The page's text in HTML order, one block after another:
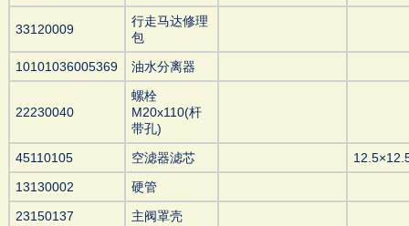
33120009
行走马达修理
包
10101036005369
油水分离器
22230040
螺栓
M20x110(杆
带孔)
45110105
空滤器滤芯
13130002
硬管
23150137
主阀罩壳